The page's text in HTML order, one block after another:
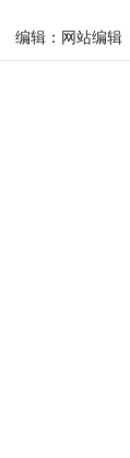
编辑：网站编辑